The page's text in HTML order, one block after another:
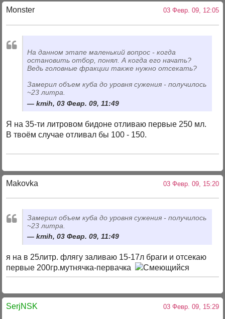
Monster 03 Февр. 09, 12:05
На данном этапе маленький вопрос - когда
остановить отбор, понял. А когда его начать?
Ведь головные фракции также нужно отсекать?
Замерил объем куба до уровня сужения - получилось
~23 литра.
kmih, 03 Февр. 09, 11:49
Я на 35-ти литровом бидоне отливаю первые 250 мл.
В твоём случае отливал бы 100 - 150.
Makovka 03 Февр. 09, 15:20
Замерил объем куба до уровня сужения - получилось
~23 литра.
kmih, 03 Февр. 09, 11:49
я на в 25литр. флягу заливаю 15-17л браги и отсекаю
первые 200гр.мутнячка-первачка
SerjNSK 03 Февр. 09, 15:29